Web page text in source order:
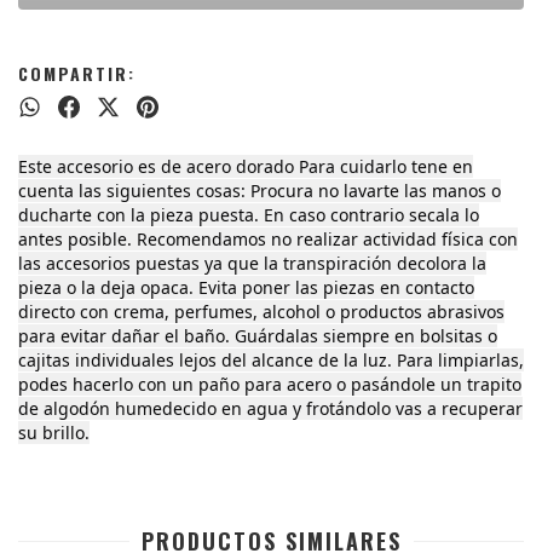
COMPARTIR:
Este accesorio es de acero dorado Para cuidarlo tene en
cuenta las siguientes cosas: Procura no lavarte las manos o
ducharte con la pieza puesta. En caso contrario secala lo
antes posible. Recomendamos no realizar actividad física con
las accesorios puestas ya que la transpiración decolora la
pieza o la deja opaca. Evita poner las piezas en contacto
directo con crema, perfumes, alcohol o productos abrasivos
para evitar dañar el baño. Guárdalas siempre en bolsitas o
cajitas individuales lejos del alcance de la luz. Para limpiarlas,
podes hacerlo con un paño para acero o pasándole un trapito
de algodón humedecido en agua y frotándolo vas a recuperar
su brillo.
PRODUCTOS SIMILARES